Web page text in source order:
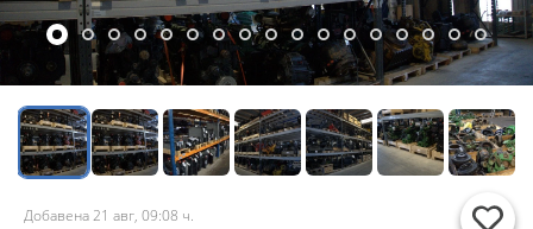
Добавена 21 авг, 09:08 ч.